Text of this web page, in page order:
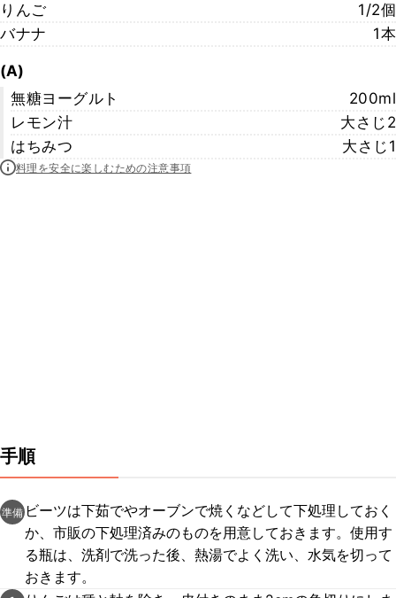
りんご
1/2個
バナナ
1本
(A)
無糖ヨーグルト
200ml
レモン汁
大さじ2
はちみつ
大さじ1
料理を安全に楽しむための注意事項
手順
準備 ビーツは下茹でやオーブンで焼くなどして下処理しておく
か、市販の下処理済みのものを用意しておきます。使用す
る瓶は、洗剤で洗った後、熱湯でよく洗い、水気を切って
おきます。